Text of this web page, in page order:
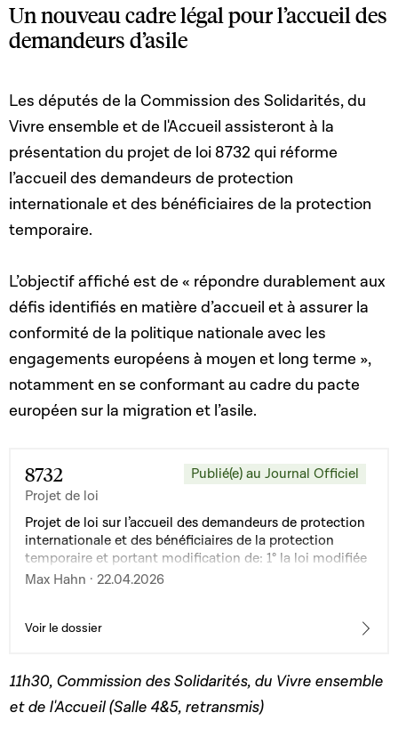
Un nouveau cadre légal pour l’accueil des
demandeurs d’asile
Les députés de la Commission des Solidarités, du
Vivre ensemble et de l'Accueil assisteront à la
présentation du projet de loi 8732 qui réforme
l’accueil des demandeurs de protection
internationale et des bénéficiaires de la protection
temporaire.
L’objectif affiché est de « répondre durablement aux
défis identifiés en matière d’accueil et à assurer la
conformité de la politique nationale avec les
engagements européens à moyen et long terme »,
notamment en se conformant au cadre du pacte
européen sur la migration et l’asile.
8732
Projet de loi
Publié(e) au Journal Officiel
Projet de loi sur l’accueil des demandeurs de protection
internationale et des bénéficiaires de la protection
temporaire et portant modification de: 1° la loi modifiée
du 28 octobre 2016 relative à la reconnaissance des
loi du 4 décembre 2019 portant création de l’Office
abrogation de l’article 37-1de la loi modifiée du 10 août
1991sur la profession d’avocat ; 5° la loi du 18 juillet 2025
autorisant le Fonds national de solidarité à participer
Max Hahn · 22.04.2026
Voir le dossier
11h30, Commission des Solidarités, du Vivre ensemble
et de l'Accueil (Salle 4&5, retransmis)